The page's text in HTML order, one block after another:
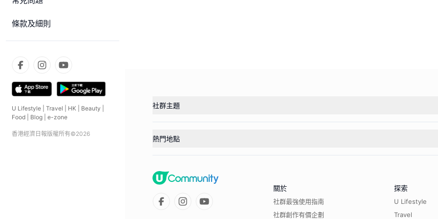
條款及細則
U Lifestyle Travel HK Beauty
Food
Blog e-zone
香港經濟日報版權所有©2026
社群主題
熱門地點
關於
社群最強使用指南
社群創作有價企劃
探索
U Lifestyle
Travel